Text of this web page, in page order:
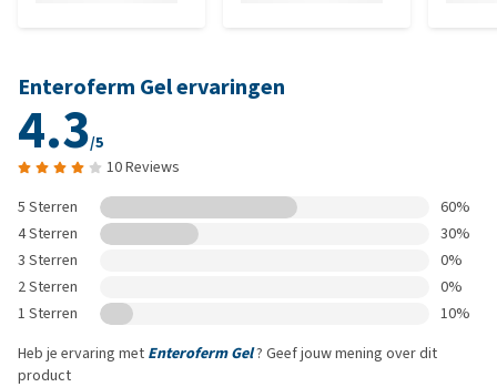
Enteroferm Gel ervaringen
4.3/5
10 Reviews
5 Sterren
60%
4 Sterren
30%
3 Sterren
0%
2 Sterren
0%
1 Sterren
10%
Heb je ervaring met Enteroferm Gel? Geef jouw mening over dit
product